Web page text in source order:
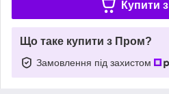
Купити з
Що таке купити з Пром?
Замовлення під захистом